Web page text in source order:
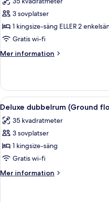
foton
för
Deluxe
dubbelrum
eller
tvåbäddsrum
3 sovplatser
1 kingsize-säng ELLER 2
Gratis wi-fi
Mer information
Mer
dubbelrum
eller
tvåbäddsrum
Öppna
alla
foton
för
Deluxe
dubbelrum
(Ground
floor)
8
Deluxe dubbelrum (Ground
35 kvadratmeter
3 sovplatser
1 kingsize-säng
Gratis wi-fi
Mer information
Mer